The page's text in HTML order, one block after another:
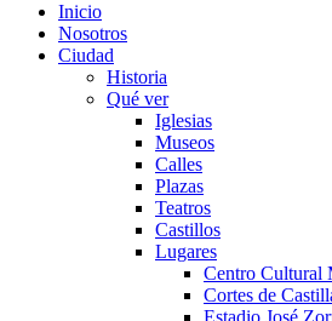
Inicio
Nosotros
Ciudad
Historia
Qué ver
Iglesias
Museos
Calles
Plazas
Teatros
Castillos
Lugares
Centro Cultural
Cortes de
Estadio José